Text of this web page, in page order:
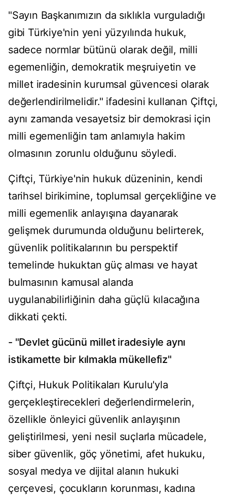
"Sayın Başkanımızın da sıklıkla vurguladığı
gibi Türkiye'nin yeni yüzyılında hukuk,
sadece normlar bütünü olarak değil, milli
egemenliğin, demokratik meşruiyetin ve
millet iradesinin kurumsal güvencesi olarak
değerlendirilmelidir." ifadesini kullanan Çiftçi,
aynı zamanda vesayetsiz bir demokrasi için
milli egemenliğin tam anlamıyla hakim
olmasının zorunlu olduğunu söyledi.
Çiftçi, Türkiye'nin hukuk düzeninin, kendi
tarihsel birikimine, toplumsal gerçekliğine ve
milli egemenlik anlayışına dayanarak
gelişmek durumunda olduğunu belirterek,
güvenlik politikalarının bu perspektif
temelinde hukuktan güç alması ve hayat
bulmasının kamusal alanda
uygulanabilirliğinin daha güçlü kılacağına
dikkati çekti.
- "Devlet gücünü millet iradesiyle aynı
istikamette bir kılmakla mükellefiz"
Çiftçi, Hukuk Politikaları Kurulu'yla
gerçekleştirecekleri değerlendirmelerin,
özellikle önleyici güvenlik anlayışının
geliştirilmesi, yeni nesil suçlarla mücadele,
siber güvenlik, göç yönetimi, afet hukuku,
sosyal medya ve dijital alanın hukuki
çerçevesi, çocukların korunması, kadına